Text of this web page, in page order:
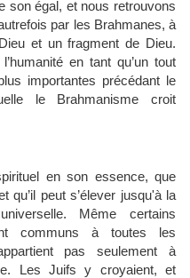
son égal, et nous retrouvons
par les Brahmanes, à
et un fragment de Dieu.
en tant qu’un tout
importantes précédant le
le Brahmanisme croit
en son essence, que
qu’il peut s’élever jusqu'à la
Même certains
communs à toutes les
pas seulement à
Les Juifs y croyaient, et